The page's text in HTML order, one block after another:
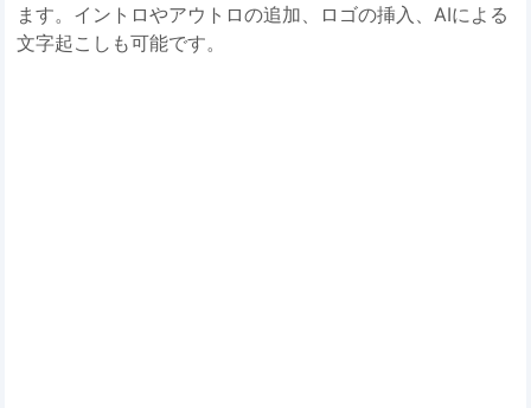
ます。イントロやアウトロの追加、ロゴの挿入、AIによる
文字起こしも可能です。